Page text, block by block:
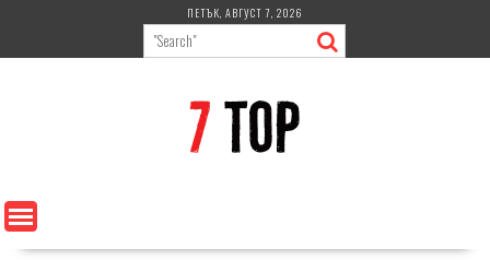
content
ПЕТЪК, АВГУСТ 7, 2026